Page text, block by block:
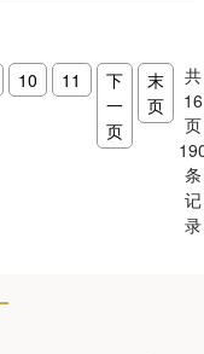
10 11
下
一
页
末
页
共
16
页
条
记
录